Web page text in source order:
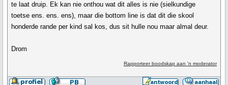
te laat druip. Ek kan nie onthou wat dit alles is nie (sielkundige
toetse ens. ens. ens), maar die bottom line is dat dit die skool
honderde rande per kind sal kos, dus sit hulle nou maar almal deur.
Drom
Rapporteer boodskap aan 'n moderator